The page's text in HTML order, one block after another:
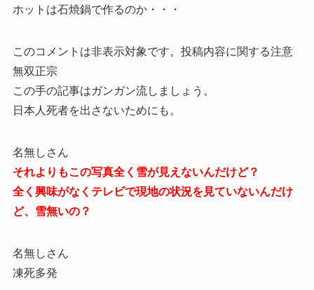
ホットは石焼鍋で作るのか・・・
このコメントは非表示対象です。投稿内容に関する注意
無双正宗
この手の記事はガンガン流しましょう。
日本人死者を出さないためにも。
名無しさん
それよりもこの写真全く雪が見えないんだけど？
全く興味がなくテレビで現地の状況を見ていないんだけ
ど、雪無いの？
名無しさん
凍死多発